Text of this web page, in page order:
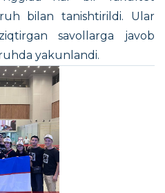
bilan tanishtirildi. Ular
savollarga javob
yakunlandi.